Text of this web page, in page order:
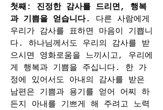
첫째: 진정한 감사를 드리면, 행복
과 기쁨을 얻습니다. 다른 사람에게
우리가 감사를 표하면 마음이 기쁩니
다. 하나님께서도 우리의 감사를 받
으시면 영화로움을 느끼시고, 우리에
게 행복과 기쁨을 주십니다. 한 가
정에 있어서도 아내의 감사를 받은
남편은 기쁨과 용기를 얻어 어찌 하
든지 아내를 기쁘게 해 주려고 노력